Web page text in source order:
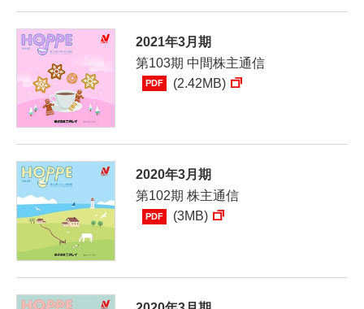
2021年3月期
第103期 中間株主通信
PDF (2.42MB)
2020年3月期
第102期 株主通信
PDF (3MB)